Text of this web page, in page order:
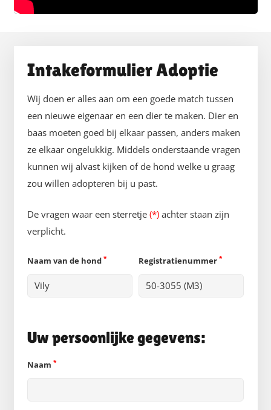
Intakeformulier Adoptie
Wij doen er alles aan om een goede match tussen
een nieuwe eigenaar en een dier te maken. Dier en
baas moeten goed bij elkaar passen, anders maken
ze elkaar ongelukkig. Middels onderstaande vragen
kunnen wij alvast kijken of de hond welke u graag
zou willen adopteren bij u past.
De vragen waar een sterretje (*) achter staan zijn
verplicht.
Naam van de hond * Registratienummer *
Uw persoonlijke gegevens:
Naam *